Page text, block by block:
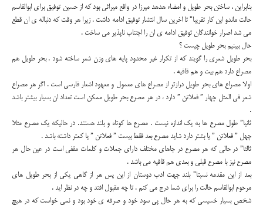
بنابراین ، ساختن بحر طویل و امضاء هدهد میرزا در واقع میراثی بود که از حسین توفیق برای ابوالقاسم
حالت ماندو این کار تقریبا” تا اخرین سال انتشار توفیق ادامه داشت . زیرا هر وقت که دنباله ی ان قطع
می شد اصرار خوانندگان توفیق ادامه ی ان را اجتناب ناپذیر می ساخت .
حال ببینیم بحر طویل چیست ؟
بحر طویل شعری را گویند که از تکرار غیر محدود پایه های وزن شعر ساخته شود . بحر طویل هم
مصراع دارد هم بیت و هم قافیه .
اولا مصراع های بحر طویل درازتر از مصراع های معمول و معهود اشعار فارسی است . اگر هر مصراع
شعر فی المثل چهار ” فعلاتن ” دارد ، در هر مصرع بحر طویل ممکن است تعداد ان بسیار بیشتر باشد
.
ثانیا” طول مصرع ها به یک اندازه نیست . مصرع ها کوتاه و بلند هستند. در حالیکه یک مصرع مثلا
چهل ” فعلاتن ” یا بشتر دارد شاید مصرع بعد فقط بیست ” فعلاتن ” یا کمتر داشته باشد .
ثالثا” در حالی که هر مصرع در جاهای مختلف دارای جملات و کلمات مقفی است در عین حال هر
مصرع نیز با مصرع قبلی و بعدی هم قافیه می باشد .
بعد از این مقدمه نسبتا” بلند جهت ادب دوستان از این پس هر از گاهی یکی از بحر طویل های
مرحوم ابوالقاسم حالت را برای شما درج می کنم . تا چه مقبول افتد و چه در نظر اید .
شخص بسیار خسیسی که به هر حال پی سود خود و صرفه ی خود بود و نمی خواست که در هیچ